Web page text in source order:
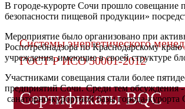
Системы энергетического
ГОСТ Р ИСО 50001-2012
Сертификаты BQC
В городе-курорте Сочи прошло совещание
безопасности пищевой продукции»
Мероприятие было организовано при
Роспотребнадзора по Краснодарскому
учреждения, имеющие в своей структуре
Участниками совещания стали более
предприятий Сочи. Среди тем обсуждения
санаторно-курортной базы города-